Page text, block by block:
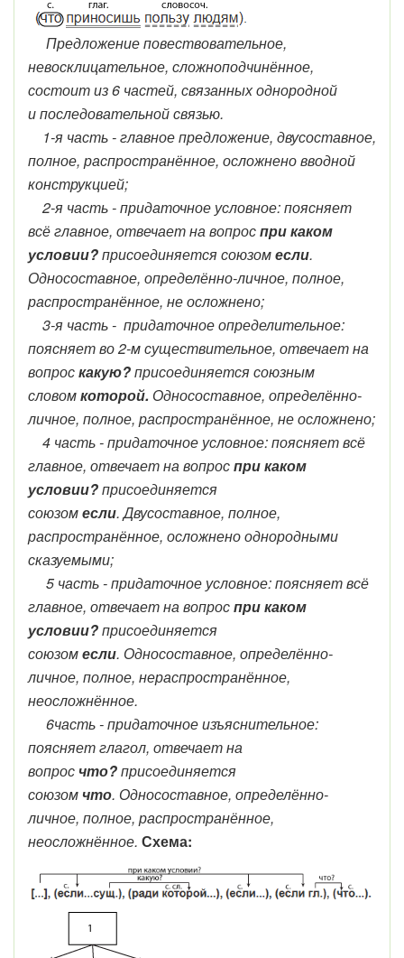
Предложение повествовательное,
невосклицательное, сложноподчинённое,
состоит из 6 частей, связанных однородной
и последовательной связью.
1-я часть - главное предложение, двусоставное,
полное, распространённое, осложнено вводной
конструкцией;
2-я часть - придаточное условное: поясняет
всё главное, отвечает на вопроспри каком
условии?присоединяется союзомесли.
Односоставное, определённо-личное, полное,
распространённое, не осложнено;
3-я часть - придаточное определительное:
поясняет во 2-м существительное, отвечает на
вопроскакую?присоединяется союзным
словомкоторой. Односоставное, определённо-
личное, полное, распространённое, не осложнено;
4 часть - придаточное условное: поясняет всё
главное, отвечает на вопроспри каком
условии?присоединяется
союзомесли. Двусоставное, полное,
распространённое, осложнено однородными
сказуемыми;
5 часть - придаточное условное: поясняет всё
главное, отвечает на вопроспри каком
условии?присоединяется
союзомесли. Односоставное, определённо-
личное, полное, нераспространённое,
неосложнённое.
6часть - придаточное изъяснительное:
поясняет глагол, отвечает на
вопросчто?присоединяется
союзомчто. Односоставное, определённо-
личное, полное, распространённое,
неосложнённое. Схема: